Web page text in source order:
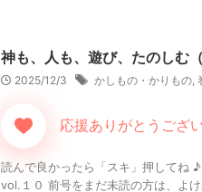
神も、人も、遊び、たのしむ
2025/12/3 かしもの・かりもの,
応援ありがとうござ
読んで良かったら「スキ」押してね
vol.１０ 前号をまだ未読の方は、よ